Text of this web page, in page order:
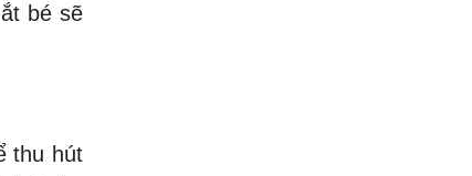
bé sẽ
thu hút